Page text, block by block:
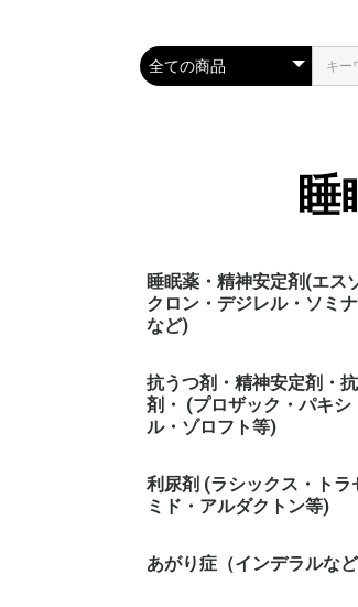
睡眠薬・精神安定剤(エス
クロン・デジレル・ソミ
など)
抗うつ剤・精神安定剤・
剤・ (プロザック・パキシ
ル・ゾロフト等)
利尿剤 (ラシックス・トラ
ミド・アルダクトン等)
あがり症（インデラルなど